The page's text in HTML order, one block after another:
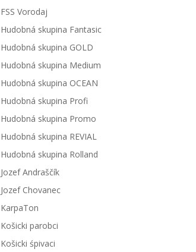
FSS Vorodaj
Hudobná skupina Fantasic
Hudobná skupina GOLD
Hudobná skupina Medium
Hudobná skupina OCEAN
Hudobná skupina Profi
Hudobná skupina Promo
Hudobná skupina REVIAL
Hudobná skupina Rolland
Jozef Andraščík
Jozef Chovanec
KarpaTon
Košicki parobci
Košicki śpivaci